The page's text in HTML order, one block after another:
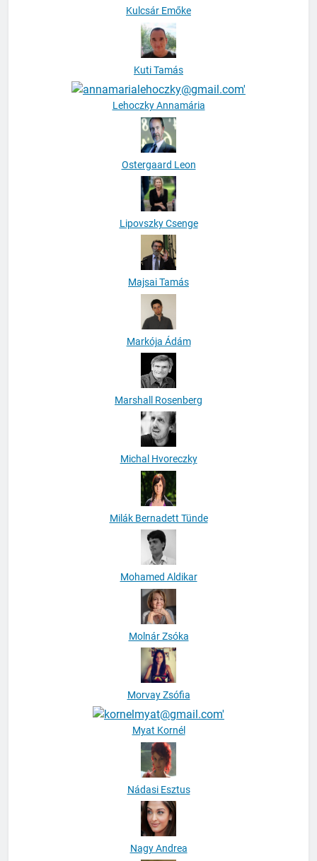
Kulcsár Emőke
Kuti Tamás
Lehoczky Annamária
Ostergaard Leon
Lipovszky Csenge
Majsai Tamás
Markója Ádám
Marshall Rosenberg
Michal Hvoreczky
Milák Bernadett Tünde
Mohamed Aldikar
Molnár Zsóka
Morvay Zsófia
Myat Kornél
Nádasi Esztus
Nagy Andrea